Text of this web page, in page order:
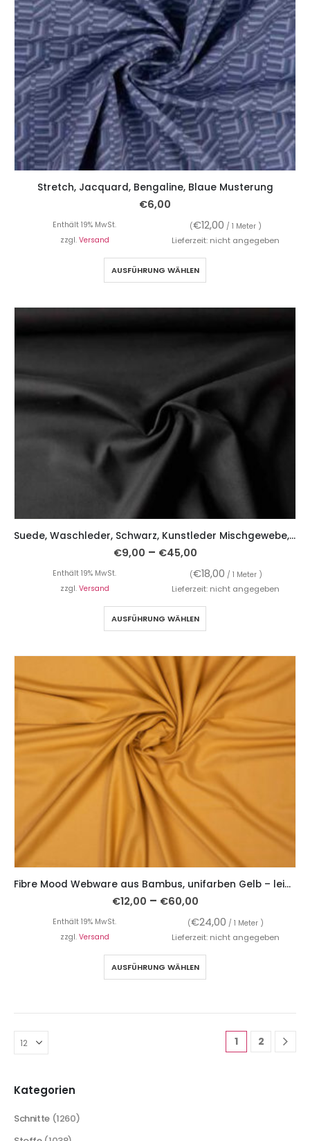
Stretch, Jacquard, Bengaline, Blaue Musterung
€6,00
Enthält 19% MwSt. (€12,00 / 1 Meter )
zzgl. Versand Lieferzeit: nicht angegeben
AUSFÜHRUNG WÄHLEN
Suede, Waschleder, Schwarz, Kunstleder Mischgewebe, leicht fallend
€9,00 – €45,00
Enthält 19% MwSt. (€18,00 / 1 Meter )
zzgl. Versand Lieferzeit: nicht angegeben
AUSFÜHRUNG WÄHLEN
Fibre Mood Webware aus Bambus, unifarben Gelb – leicht fallend
€12,00 – €60,00
Enthält 19% MwSt. (€24,00 / 1 Meter )
zzgl. Versand Lieferzeit: nicht angegeben
AUSFÜHRUNG WÄHLEN
1 2
Kategorien
Schnitte (1260)